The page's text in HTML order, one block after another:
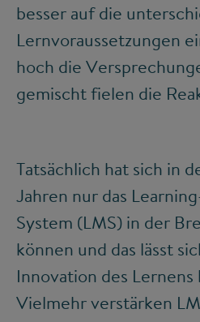
besser auf die
Lernvoraussetzungen
hoch die
gemischt fielen die
Tatsächlich hat sich in
Jahren nur das
System (LMS) in der
können und das lässt
Innovation des
Vielmehr verstärken